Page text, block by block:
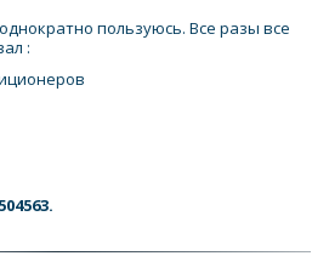
пользуюсь. Все разы все
: